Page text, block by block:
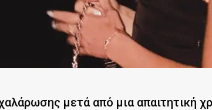
μετά από μια απαιτητική